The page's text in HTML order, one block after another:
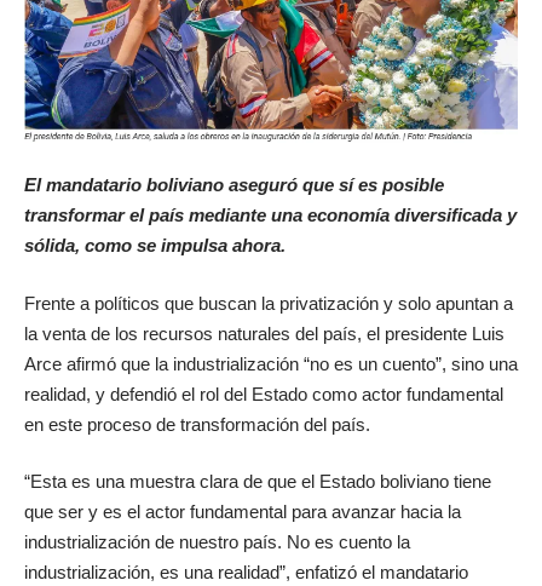
El mandatario boliviano aseguró que sí es posible
transformar el país mediante una economía diversificada y
sólida, como se impulsa ahora.
Frente a políticos que buscan la privatización y solo apuntan a
la venta de los recursos naturales del país, el presidente Luis
Arce afirmó que la industrialización “no es un cuento”, sino una
realidad, y defendió el rol del Estado como actor fundamental
en este proceso de transformación del país.
“Esta es una muestra clara de que el Estado boliviano tiene
que ser y es el actor fundamental para avanzar hacia la
industrialización de nuestro país. No es cuento la
industrialización, es una realidad”, enfatizó el mandatario